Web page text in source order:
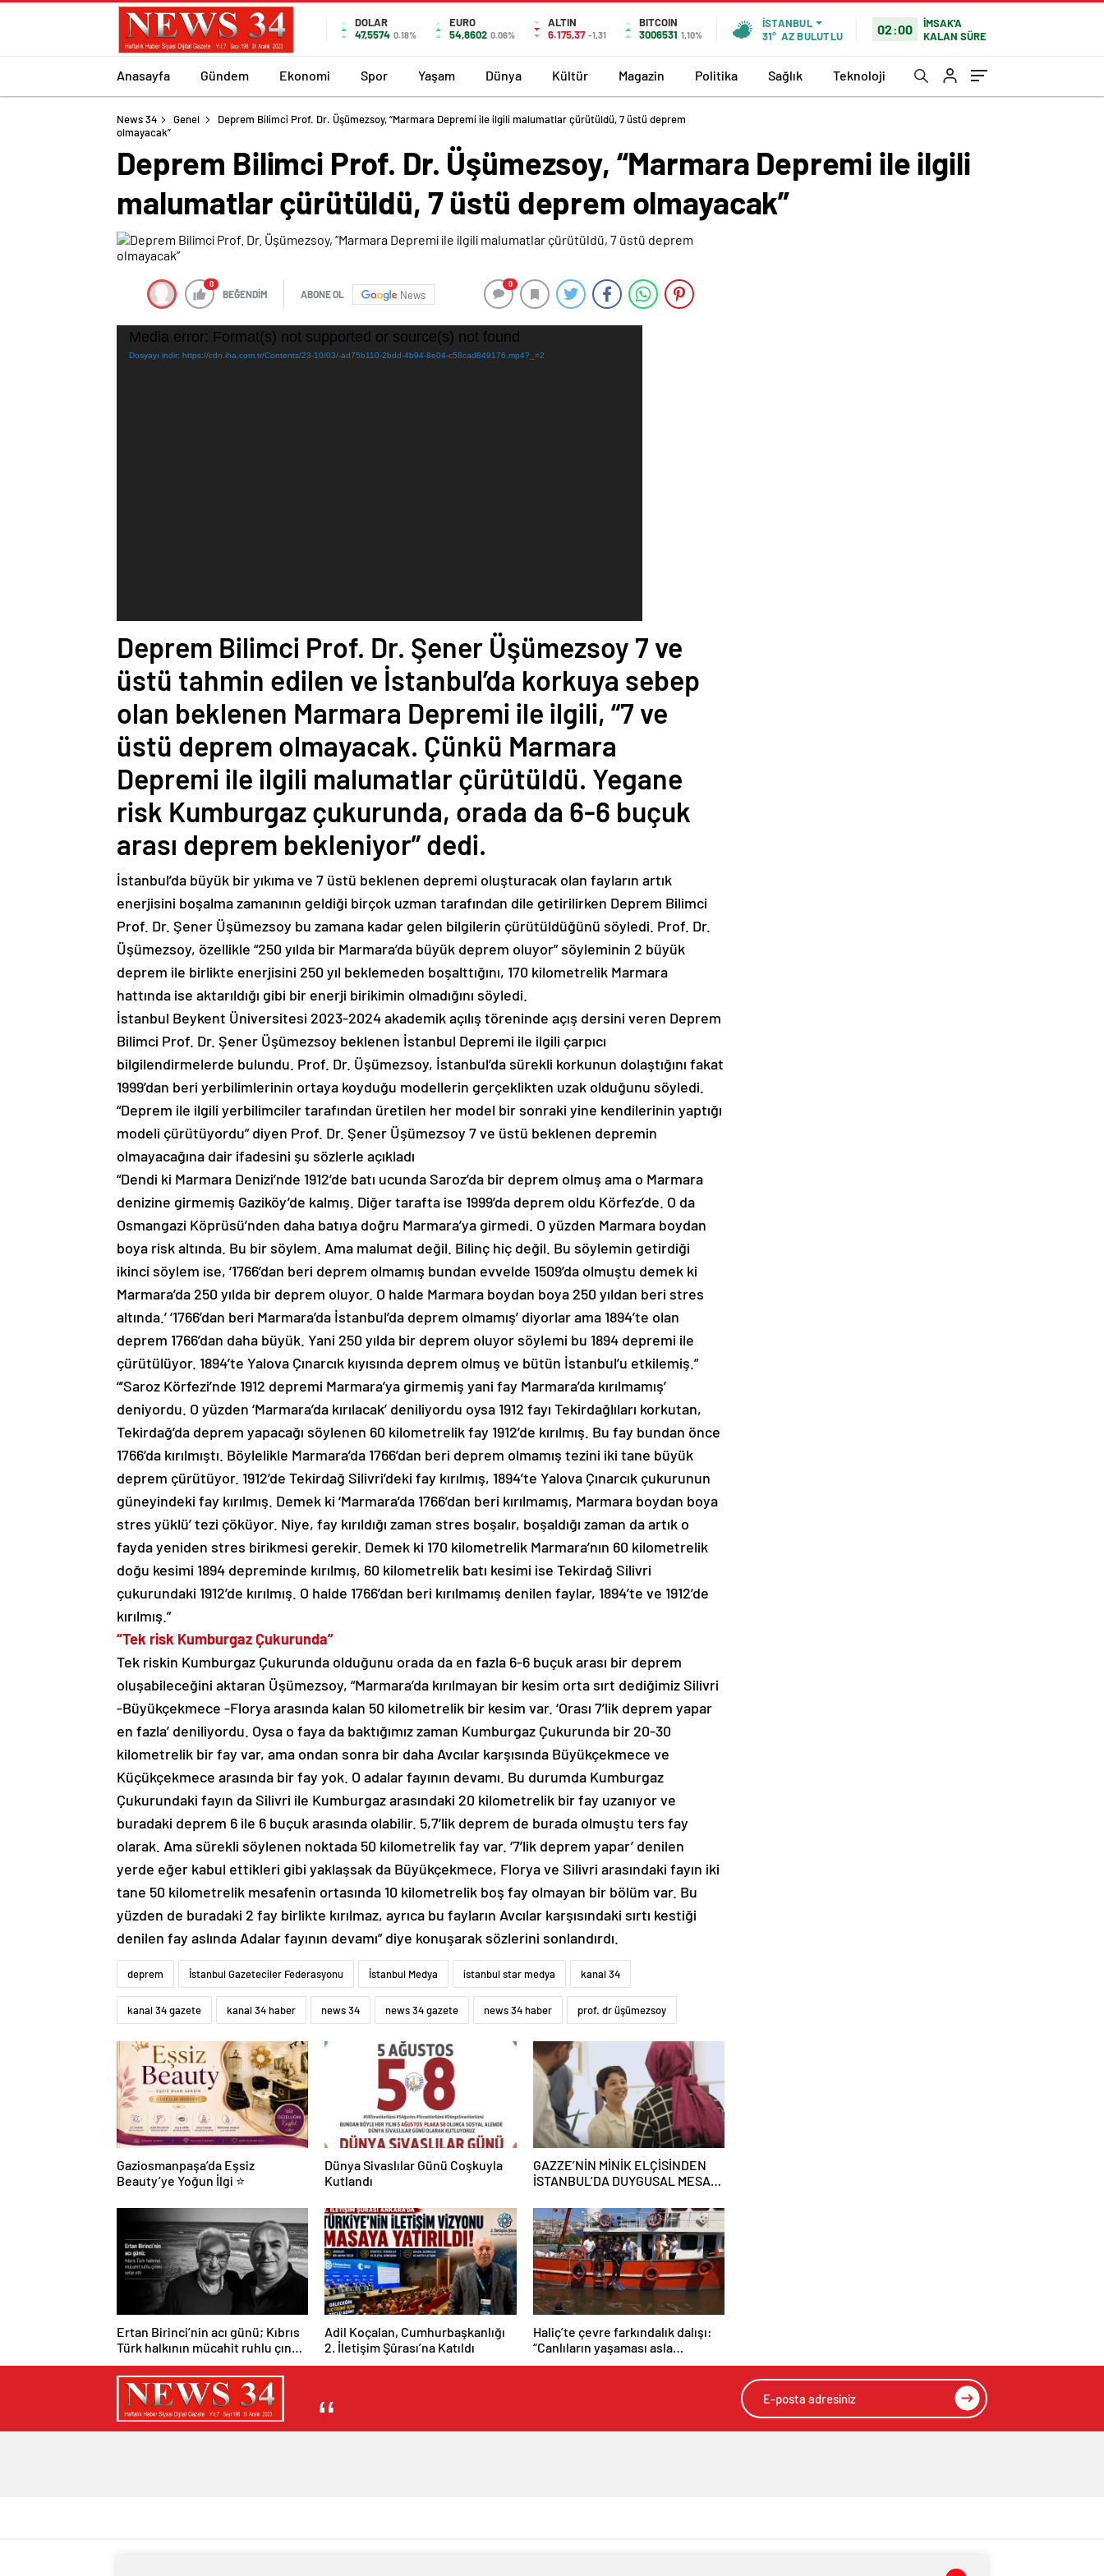
DOLAR
47,5574 0.18%
EURO
54,8602 0.06%
ALTIN
6.175,37 -1,31
BITCOIN
3006531 1,10%
İSTANBUL
31° AZ BULUTLU 02:00
İMSAK'A
KALAN SÜRE
Anasayfa Gündem Ekonomi Spor Yaşam Dünya Kültür Magazin Politika Sağlık Teknoloji
News 34 Genel
Deprem Bilimci Prof. Dr. Üşümezsoy, “Marmara Depremi ile ilgili malumatlar çürütüldü, 7 üstü deprem
olmayacak”
Deprem Bilimci Prof. Dr. Üşümezsoy, “Marmara Depremi ile ilgili
malumatlar çürütüldü, 7 üstü deprem olmayacak”
0
BEĞENDİM ABONE OL News
0
Video
Media error: Format(s) not supported or source(s) not found
Dosyayı indir: https://cdn.iha.com.tr/Contents/23-10/03/-ad75b110-2bdd-4b94-8e04-c58cad849176.mp4?_=2
Deprem Bilimci Prof. Dr. Şener Üşümezsoy 7 ve
üstü tahmin edilen ve İstanbul’da korkuya sebep
olan beklenen Marmara Depremi ile ilgili, “7 ve
üstü deprem olmayacak. Çünkü Marmara
Depremi ile ilgili malumatlar çürütüldü. Yegane
risk Kumburgaz çukurunda, orada da 6-6 buçuk
arası deprem bekleniyor” dedi.
İstanbul’da büyük bir yıkıma ve 7 üstü beklenen depremi oluşturacak olan fayların artık
enerjisini boşalma zamanının geldiği birçok uzman tarafından dile getirilirken Deprem Bilimci
Prof. Dr. Şener Üşümezsoy bu zamana kadar gelen bilgilerin çürütüldüğünü söyledi. Prof. Dr.
Üşümezsoy, özellikle “250 yılda bir Marmara’da büyük deprem oluyor” söyleminin 2 büyük
deprem ile birlikte enerjisini 250 yıl beklemeden boşalttığını, 170 kilometrelik Marmara
hattında ise aktarıldığı gibi bir enerji birikimin olmadığını söyledi.
İstanbul Beykent Üniversitesi 2023-2024 akademik açılış töreninde açış dersini veren Deprem
Bilimci Prof. Dr. Şener Üşümezsoy beklenen İstanbul Depremi ile ilgili çarpıcı
bilgilendirmelerde bulundu. Prof. Dr. Üşümezsoy, İstanbul’da sürekli korkunun dolaştığını fakat
1999’dan beri yerbilimlerinin ortaya koyduğu modellerin gerçeklikten uzak olduğunu söyledi.
“Deprem ile ilgili yerbilimciler tarafından üretilen her model bir sonraki yine kendilerinin yaptığı
modeli çürütüyordu” diyen Prof. Dr. Şener Üşümezsoy 7 ve üstü beklenen depremin
olmayacağına dair ifadesini şu sözlerle açıkladı
“Dendi ki Marmara Denizi’nde 1912’de batı ucunda Saroz’da bir deprem olmuş ama o Marmara
denizine girmemiş Gaziköy’de kalmış. Diğer tarafta ise 1999’da deprem oldu Körfez’de. O da
Osmangazi Köprüsü’nden daha batıya doğru Marmara’ya girmedi. O yüzden Marmara boydan
boya risk altında. Bu bir söylem. Ama malumat değil. Bilinç hiç değil. Bu söylemin getirdiği
ikinci söylem ise, ‘1766’dan beri deprem olmamış bundan evvelde 1509’da olmuştu demek ki
Marmara’da 250 yılda bir deprem oluyor. O halde Marmara boydan boya 250 yıldan beri stres
altında.’ ‘1766’dan beri Marmara’da İstanbul’da deprem olmamış’ diyorlar ama 1894’te olan
deprem 1766’dan daha büyük. Yani 250 yılda bir deprem oluyor söylemi bu 1894 depremi ile
çürütülüyor. 1894’te Yalova Çınarcık kıyısında deprem olmuş ve bütün İstanbul’u etkilemiş.”
“’Saroz Körfezi’nde 1912 depremi Marmara’ya girmemiş yani fay Marmara’da kırılmamış’
deniyordu. O yüzden ‘Marmara’da kırılacak’ deniliyordu oysa 1912 fayı Tekirdağlıları korkutan,
Tekirdağ’da deprem yapacağı söylenen 60 kilometrelik fay 1912’de kırılmış. Bu fay bundan önce
1766’da kırılmıştı. Böylelikle Marmara’da 1766’dan beri deprem olmamış tezini iki tane büyük
deprem çürütüyor. 1912’de Tekirdağ Silivri’deki fay kırılmış, 1894’te Yalova Çınarcık çukurunun
güneyindeki fay kırılmış. Demek ki ‘Marmara’da 1766’dan beri kırılmamış, Marmara boydan boya
stres yüklü’ tezi çöküyor. Niye, fay kırıldığı zaman stres boşalır, boşaldığı zaman da artık o
fayda yeniden stres birikmesi gerekir. Demek ki 170 kilometrelik Marmara’nın 60 kilometrelik
doğu kesimi 1894 depreminde kırılmış, 60 kilometrelik batı kesimi ise Tekirdağ Silivri
çukurundaki 1912’de kırılmış. O halde 1766’dan beri kırılmamış denilen faylar, 1894’te ve 1912’de
kırılmış.”
“Tek risk Kumburgaz Çukurunda”
Tek riskin Kumburgaz Çukurunda olduğunu orada da en fazla 6-6 buçuk arası bir deprem
oluşabileceğini aktaran Üşümezsoy, “Marmara’da kırılmayan bir kesim orta sırt dediğimiz Silivri
-Büyükçekmece -Florya arasında kalan 50 kilometrelik bir kesim var. ‘Orası 7’lik deprem yapar
en fazla’ deniliyordu. Oysa o faya da baktığımız zaman Kumburgaz Çukurunda bir 20-30
kilometrelik bir fay var, ama ondan sonra bir daha Avcılar karşısında Büyükçekmece ve
Küçükçekmece arasında bir fay yok. O adalar fayının devamı. Bu durumda Kumburgaz
Çukurundaki fayın da Silivri ile Kumburgaz arasındaki 20 kilometrelik bir fay uzanıyor ve
buradaki deprem 6 ile 6 buçuk arasında olabilir. 5,7’lik deprem de burada olmuştu ters fay
olarak. Ama sürekli söylenen noktada 50 kilometrelik fay var. ‘7’lik deprem yapar’ denilen
yerde eğer kabul ettikleri gibi yaklaşsak da Büyükçekmece, Florya ve Silivri arasındaki fayın iki
tane 50 kilometrelik mesafenin ortasında 10 kilometrelik boş fay olmayan bir bölüm var. Bu
yüzden de buradaki 2 fay birlikte kırılmaz, ayrıca bu fayların Avcılar karşısındaki sırtı kestiği
denilen fay aslında Adalar fayının devamı” diye konuşarak sözlerini sonlandırdı.
deprem İstanbul Gazeteciler Federasyonu İstanbul Medya istanbul star medya kanal 34
kanal 34 gazete kanal 34 haber news 34 news 34 gazete news 34 haber prof. dr üşümezsoy
Gaziosmanpaşa’da Eşsiz
Beauty’ye Yoğun İlgi ⭐
Dünya Sivaslılar Günü Coşkuyla
Kutlandı
GAZZE’NİN MİNİK ELÇİSİNDEN
İSTANBUL’DA DUYGUSAL MESAJ:
Ertan Birinci’nin acı günü; Kıbrıs
Türk halkının mücahit ruhlu çınarı
vefat etti
Adil Koçalan, Cumhurbaşkanlığı
2. İletişim Şûrası’na Katıldı
Haliç’te çevre farkındalık dalışı:
“Canlıların yaşaması asla
mümkün değil”